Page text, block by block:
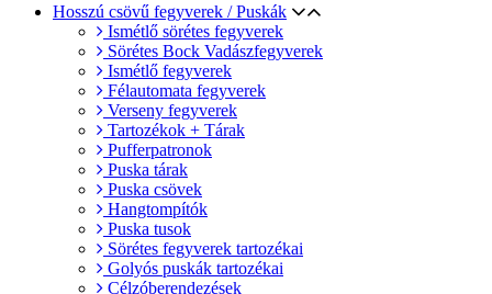
Hosszú csövű fegyverek / Puskák
Ismétlő sörétes fegyverek
Sörétes Bock Vadászfegyverek
Ismétlő fegyverek
Félautomata fegyverek
Verseny fegyverek
Tartozékok + Tárak
Pufferpatronok
Puska tárak
Puska csövek
Hangtompítók
Puska tusok
Sörétes fegyverek tartozékai
Golyós puskák tartozékai
Célzóberendezések